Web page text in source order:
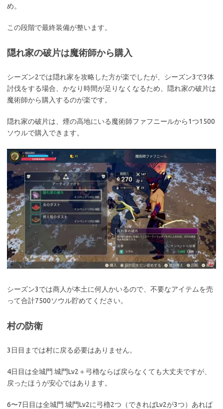
め。
この段階で最終装備が整います。
隠れ家の破片は魔術師から購入
シーズン2では隠れ家を攻略した方が楽でしたが、シーズン3で3体
討伐をする場合、かなり時間が足りなくなるため、隠れ家の破片は
魔術師から購入するのが楽です。
隠れ家の破片は、煙の高地にいる魔術師ファフニールから1つ1500
ソウルで購入できます。
シーズン3では商人が本土に何人かいるので、不要なアイテムを売
って合計7500ソウル貯めてください。
村の防衛
3日目までは村に戻る必要はありません。
4日目は全城門 城門Lv2＋弓櫓ならば戻らなくても大丈夫ですが、
戻ったほうが安心ではあります。
6〜7日目は全城門 城門Lv2に弓櫓2つ（できればLv2が3つ）あれば